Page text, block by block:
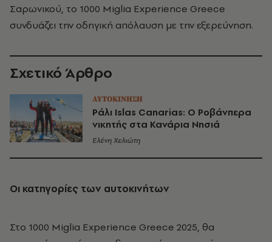
Σαρωνικού, το 1000 Miglia Experience Greece
συνδυάζει την οδηγική απόλαυση με την εξερεύνηση.
Σχετικό Άρθρο
ΑΥΤΟΚΙΝΗΣΗ
Ράλι Islas Canarias: Ο Ροβάνπερα
νικητής στα Κανάρια Νησιά
Ελένη Χελιώτη
Οι κατηγορίες των αυτοκινήτων
Στο 1000 Miglia Experience Greece 2025, θα